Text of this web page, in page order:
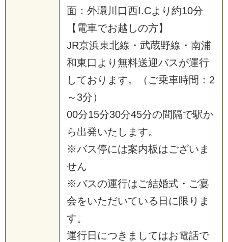
面：外環川口西I.Cより約10分
【電車でお越しの方】
JR京浜東北線・武蔵野線・南浦
和東口より無料送迎バスが運行
しております。（ご乗車時間：2
～3分）
00分15分30分45分の間隔で駅か
ら出発いたします。
※バス停には案内板はございま
せん
※バスの運行はご結婚式・ご宴
会をいただいている日に限りま
す。
運行日につきましてはお電話で